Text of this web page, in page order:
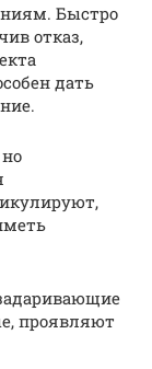
Быстро
отказ,
дать
проявляют